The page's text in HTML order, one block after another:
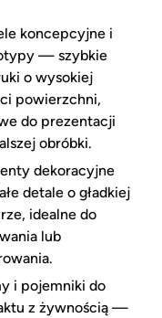
koncepcyjne i
— szybkie
o wysokiej
powierzchni,
do prezentacji
obróbki.
dekoracyjne
detale o gładkiej
idealne do
lub
i pojemniki do
z żywnością —